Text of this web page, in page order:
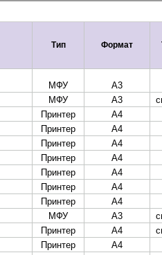
DEVELOP